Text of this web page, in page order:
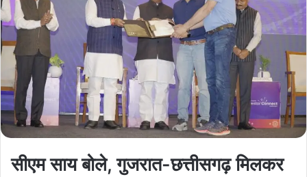
सीएम साय बोले, गुजरात-छत्तीसगढ़ मिलकर